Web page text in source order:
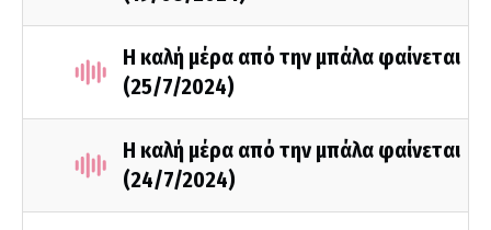
Η καλή μέρα από την μπάλα φαίνεται
(25/7/2024)
Η καλή μέρα από την μπάλα φαίνεται
(24/7/2024)